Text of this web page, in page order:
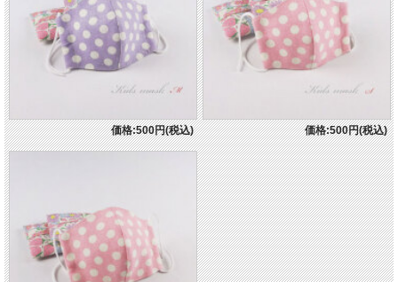
価格:500円(税込) 価格:500円(税込)